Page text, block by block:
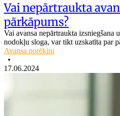
Vai nepārtraukta
pārkāpums?
Vai avansa nepārtraukta izsniegšana
nodokļu sloga, var tikt uzskatīta par
Avansa norēķini
•
17.06.2024